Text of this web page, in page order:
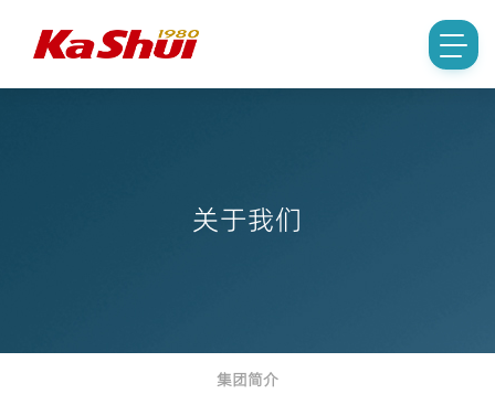
关于我们
集团简介